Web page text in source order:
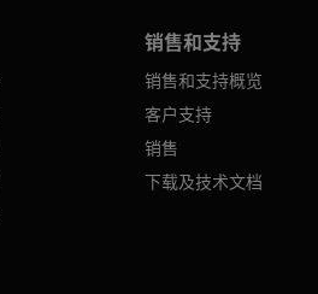
销售和支持
销售和支持概览
客户支持
销售
下载及技术文档